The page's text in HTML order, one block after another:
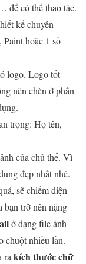
để có thể thao tác.
kế chuyên
hoặc 1 số
logo. Logo tốt
nên chèn ở phần
trọng: Họ tên,
của chủ thể. Vì
đẹp nhất nhé.
sẽ chiếm diện
bạn trở nên nặng
ở dạng file ảnh
chuột nhiều lần.
ra kích thước chữ